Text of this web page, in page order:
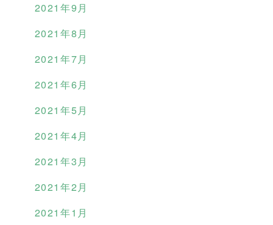
2021年9月
2021年8月
2021年7月
2021年6月
2021年5月
2021年4月
2021年3月
2021年2月
2021年1月